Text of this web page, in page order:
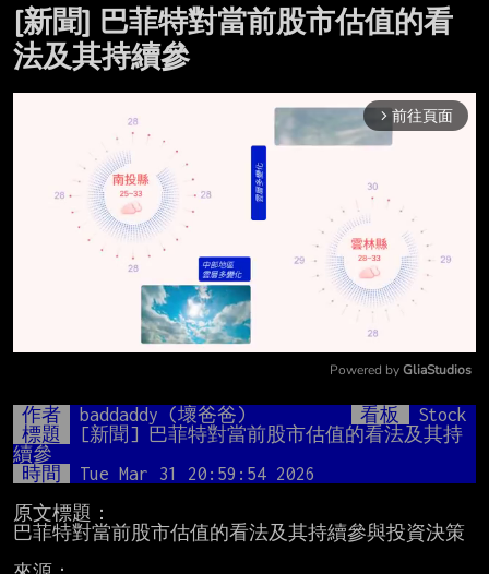
[新聞] 巴菲特對當前股市估值的看
法及其持續參
arrow_forward_ios 前往頁面
Mute
Powered by GliaStudios
作者 baddaddy (壞爸爸) 看板
Stock
標題
[新聞] 巴菲特對當前股市估值的看法及其持
續參
時間
Tue Mar 31 20:59:54 2026
原文標題：
巴菲特對當前股市估值的看法及其持續參與投資決策